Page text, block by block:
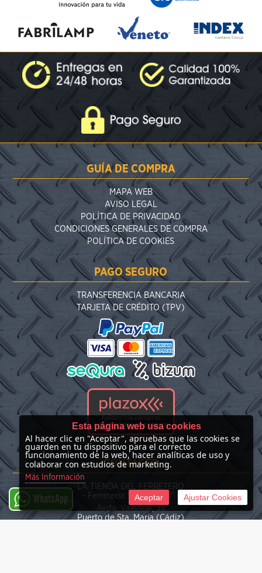
GUÍA DE COMPRA
MAPA WEB
AVISO LEGAL
POLÍTICA DE PRIVACIDAD
CONDICIONES GENERALES DE COMPRA
POLÍTICA DE COOKIES
PAGO SEGURO
TRANSFERENCIA BANCARIA
TARJETA DE CRÉDITO (TPV)
CONTACTO
LA TIENDA DEL FERRETERO
- Ferretería "Las Nieves" -
Avda. Valencia, 35
Puerto de Sta. María (Cádiz)
WhatsApp
Esta página web usa cookies
Al hacer clic en "Aceptar", apruebas que las cookies se
guarden en tu dispositivo para el correcto
funcionamiento de la web, hacer analíticas de uso y
colaborar con estudios de marketing.
Más Información
Aceptar Ajustar Cookies